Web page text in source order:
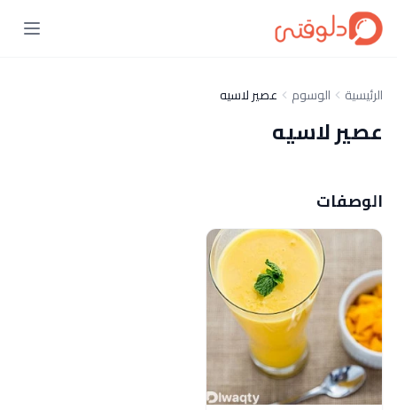
الرئيسية الوسوم عصير لاسيه
عصير لاسيه
الوصفات